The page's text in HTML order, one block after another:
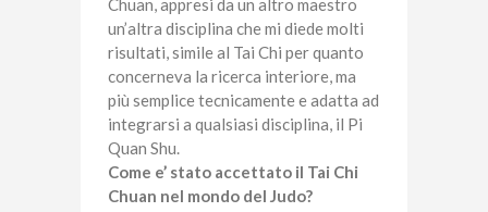
Chuan, appresi da un altro maestro
un’altra disciplina che mi diede molti
risultati, simile al Tai Chi per quanto
concerneva la ricerca interiore, ma
più semplice tecnicamente e adatta ad
integrarsi a qualsiasi disciplina, il Pi
Quan Shu.
Come e’ stato accettato il Tai Chi
Chuan nel mondo del Judo?